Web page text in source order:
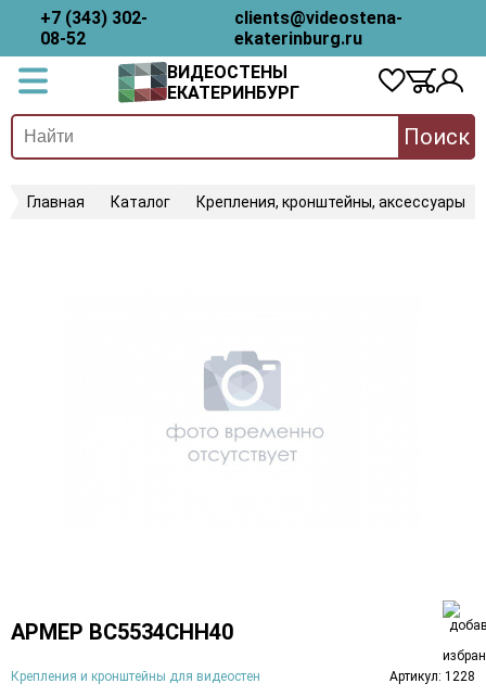
+7 (343) 302-
08-52
clients@videostena-
ekaterinburg.ru
ВИДЕОСТЕНЫ
ЕКАТЕРИНБУРГ
Поиск
Главная Каталог Крепления, кронштейны, аксессуары
АРМЕР ВС5534СНН40
Крепления и кронштейны для видеостен Артикул: 1228